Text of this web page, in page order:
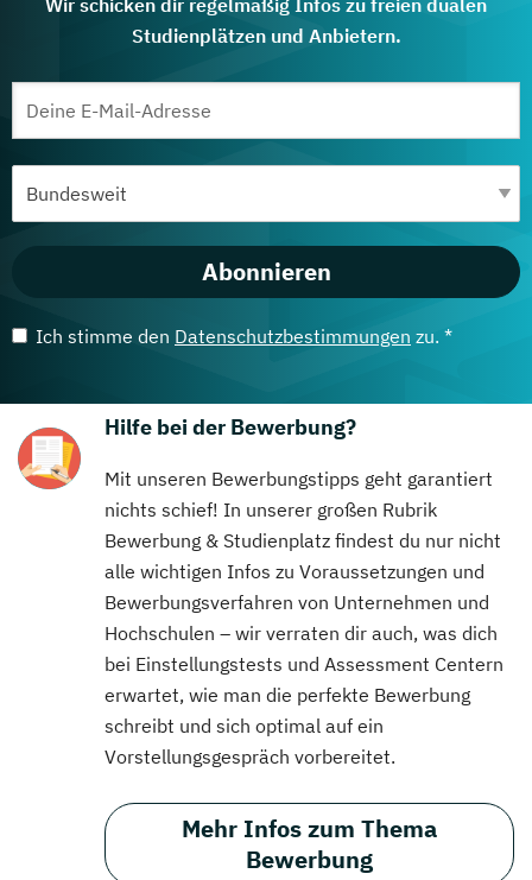
Studienplätzen und Anbietern.
Abonnieren
Ich stimme den Datenschutzbestimmungen zu. *
Hilfe bei der Bewerbung?
Mit unseren Bewerbungstipps geht garantiert
nichts schief! In unserer großen Rubrik
Bewerbung & Studienplatz findest du nur nicht
alle wichtigen Infos zu Voraussetzungen und
Bewerbungsverfahren von Unternehmen und
Hochschulen – wir verraten dir auch, was dich
bei Einstellungstests und Assessment Centern
erwartet, wie man die perfekte Bewerbung
schreibt und sich optimal auf ein
Vorstellungsgespräch vorbereitet.
Mehr Infos zum Thema
Bewerbung